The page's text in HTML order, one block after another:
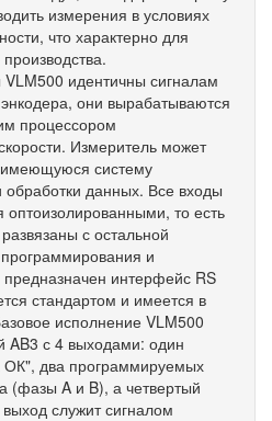
измерения в условиях
что характерно для
идентичны сигналам
они вырабатываются
процессором
Измеритель может
имеющуюся систему
обработки данных. Все входы
то есть
с остальной
и
интерфейс RS
стандартом и имеется в
исполнение VLM500
AB3 с 4 выходами: один
ОК", два программируемых
(фазы A и B), а четвертый
служит сигналом